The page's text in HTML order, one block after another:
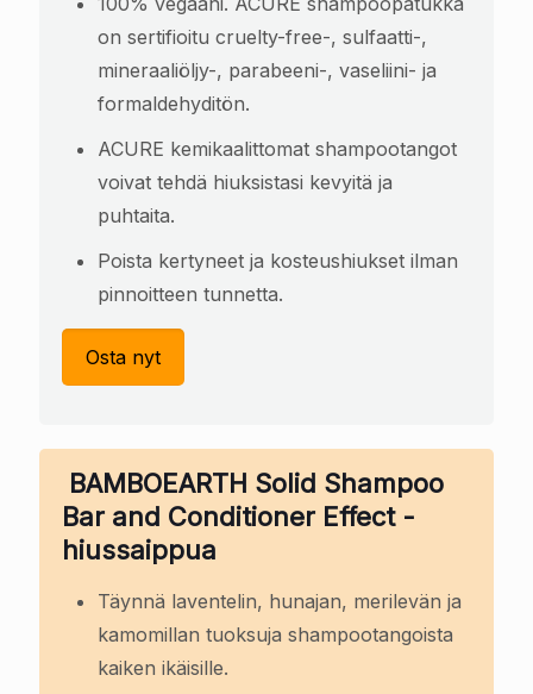
on sertifioitu cruelty-free-, sulfaatti-,
mineraaliöljy-, parabeeni-, vaseliini- ja
formaldehyditön.
ACURE kemikaalittomat shampootangot
voivat tehdä hiuksistasi kevyitä ja
puhtaita.
Poista kertyneet ja kosteushiukset ilman
pinnoitteen tunnetta.
Osta nyt
BAMBOEARTH Solid Shampoo
Bar and Conditioner Effect -
hiussaippua
Täynnä laventelin, hunajan, merilevän ja
kamomillan tuoksuja shampootangoista
kaiken ikäisille.